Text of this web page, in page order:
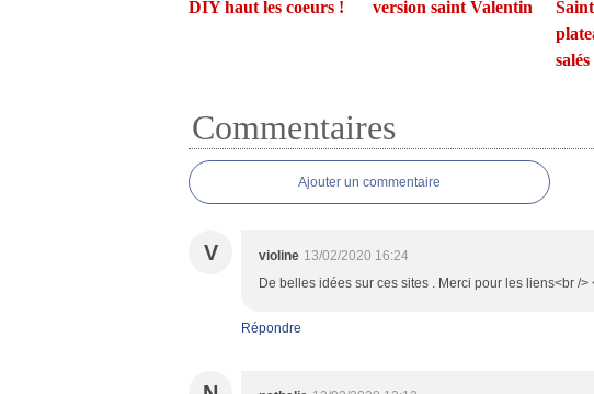
DIY haut les coeurs !
version saint Valentin
Commentaires
Ajouter un commentaire
V violine 13/02/2020 16:24
De belles idées sur ces sites . Merci pour les liens<br /
Répondre